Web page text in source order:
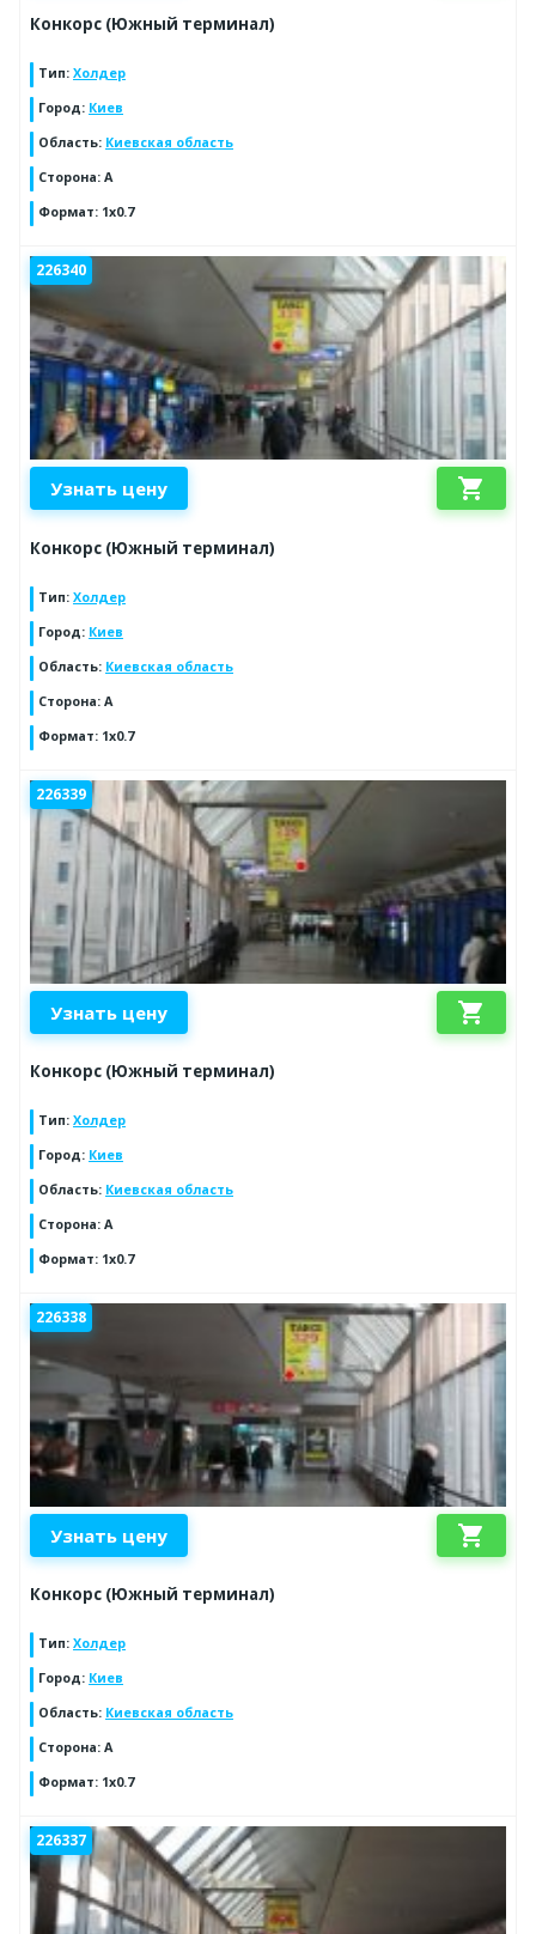
Конкорс (Южный терминал)
Тип: Холдер
Город: Киев
Область: Киевская область
Сторона: A
Формат: 1x0.7
226340
Узнать цену shopping_cart
Конкорс (Южный терминал)
Тип: Холдер
Город: Киев
Область: Киевская область
Сторона: A
Формат: 1x0.7
226339
Узнать цену shopping_cart
Конкорс (Южный терминал)
Тип: Холдер
Город: Киев
Область: Киевская область
Сторона: A
Формат: 1x0.7
226338
Узнать цену shopping_cart
Конкорс (Южный терминал)
Тип: Холдер
Город: Киев
Область: Киевская область
Сторона: A
Формат: 1x0.7
226337